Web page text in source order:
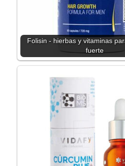
Folisin - hierbas y vitaminas
fuerte